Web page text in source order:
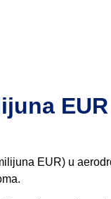
EUR) u